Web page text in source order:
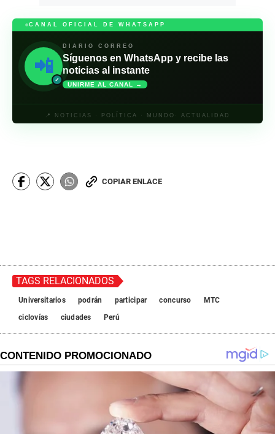
CANAL OFICIAL DE WHATSAPP
📲
✓
DIARIO CORREO
Síguenos en WhatsApp y recibe las
noticias al instante
UNIRME AL CANAL →
📍 NOTICIAS · POLÍTICA · MUNDO· ACTUALIDAD
COPIAR ENLACE
TAGS RELACIONADOS
Universitarios podrán participar concurso
MTC
ciclovías
ciudades Perú